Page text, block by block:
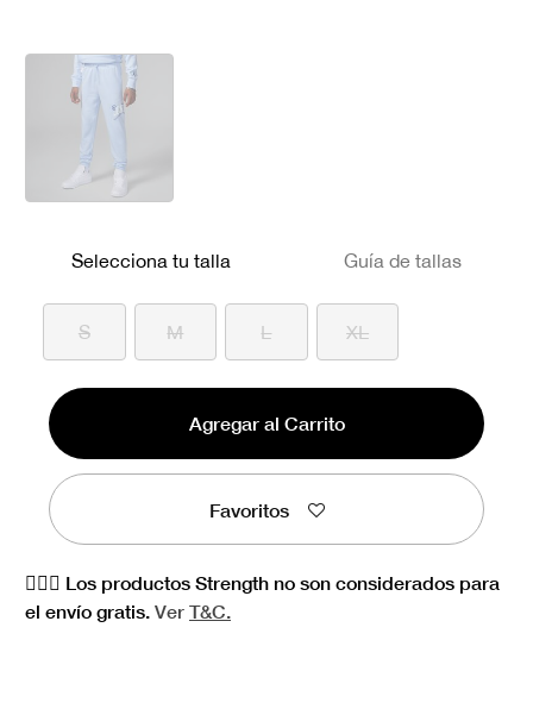
Selecciona tu talla Guía de tallas
S M L XL
Agregar al Carrito
Favoritos
🏋🏻‍♀️ Los productos Strength no son considerados para
el envío gratis. Ver T&C.